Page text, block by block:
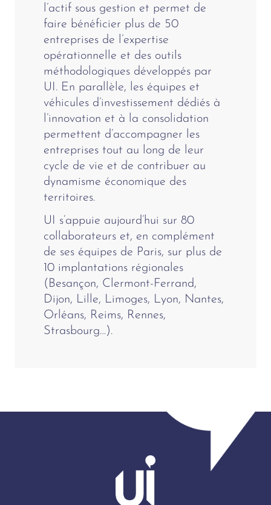
l’actif sous gestion et permet de
faire bénéficier plus de 50
entreprises de l’expertise
opérationnelle et des outils
méthodologiques développés par
UI. En parallèle, les équipes et
véhicules d’investissement dédiés à
l’innovation et à la consolidation
permettent d’accompagner les
entreprises tout au long de leur
cycle de vie et de contribuer au
dynamisme économique des
territoires.
UI s’appuie aujourd’hui sur 80
collaborateurs et, en complément
de ses équipes de Paris, sur plus de
10 implantations régionales
(Besançon, Clermont-Ferrand,
Dijon, Lille, Limoges, Lyon, Nantes,
Orléans, Reims, Rennes,
Strasbourg…).